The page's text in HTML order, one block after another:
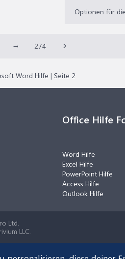
Optionen für
→ 274
Word Hilfe | Seite 2
Office Hilfe
Word Hilfe
Excel Hilfe
PowerPoint Hilfe
Access Hilfe
Outlook Hilfe
Ltd.
LLC.